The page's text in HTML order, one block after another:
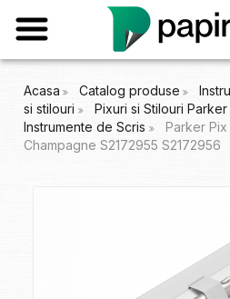
Acasa Catalog produse
si stilouri
Pixuri si Stilouri
Instrumente de Scris
Parker
Champagne S2172955 S2172956